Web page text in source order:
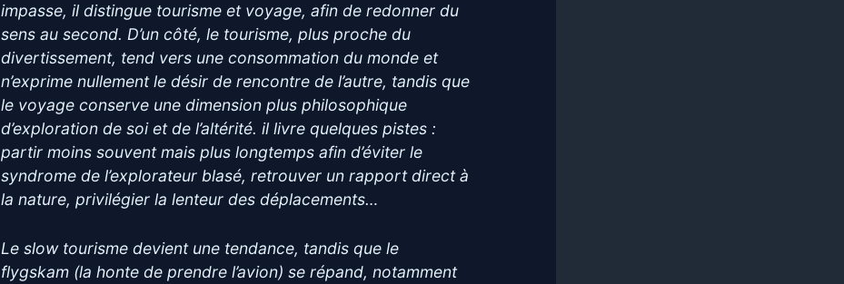
impasse, il distingue tourisme et voyage, afin de redonner du
sens au second. D’un côté, le tourisme, plus proche du
divertissement, tend vers une consommation du monde et
n’exprime nullement le désir de rencontre de l’autre, tandis que
le voyage conserve une dimension plus philosophique
d’exploration de soi et de l’altérité. il livre quelques pistes :
partir moins souvent mais plus longtemps afin d’éviter le
syndrome de l’explorateur blasé, retrouver un rapport direct à
la nature, privilégier la lenteur des déplacements…
Le slow tourisme devient une tendance, tandis que le
flygskam (la honte de prendre l’avion) se répand, notamment